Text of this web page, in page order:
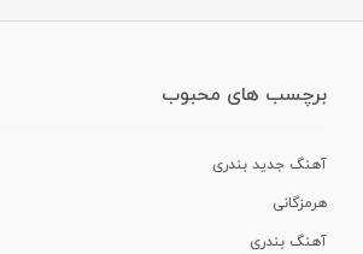
برچسب های محبوب
آهنگ جدید بندری
هرمزگانی
آهنگ بندری